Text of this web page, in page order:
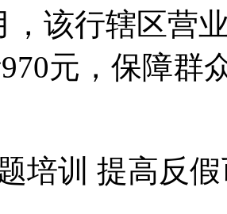
，该行辖区营
元，保障群
培训 提高反